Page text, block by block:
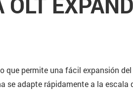
que permite una fácil expansión
se adapte rápidamente a la